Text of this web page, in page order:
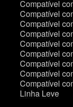
Compatível
Compatível
Compatível
Compatível
Compatível
Compatível
Compatível
Compatível
Compatível
Linha Leve